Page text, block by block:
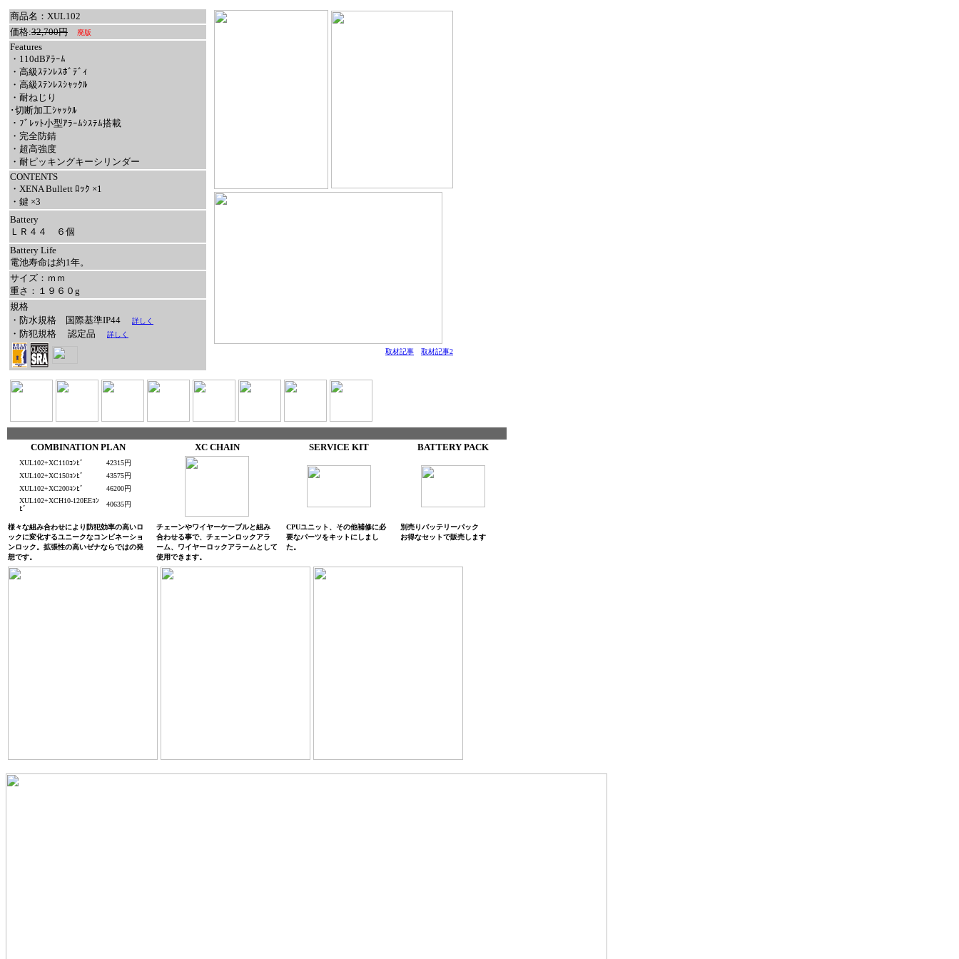
商品名：XUL102
価格:32,700円 廃版
Features
・110dBｱﾗｰﾑ
・高級ｽﾃﾝﾚｽﾎﾞﾃﾞｨ
・高級ｽﾃﾝﾚｽｼｬｯｸﾙ
・耐ねじり
･切断加工ｼｬｯｸﾙ
・ﾌﾞﾚｯﾄ小型ｱﾗｰﾑｼｽﾃﾑ搭載
・完全防錆
・超高強度
・耐ピッキングキーシリンダー
CONTENTS
・XENA Bullett ﾛｯｸ ×1
・鍵 ×3
Battery
ＬＲ４４ ６個
Battery Life
電池寿命は約1年。
サイズ：ｍｍ
重さ：１９６０g
規格
・防水規格 国際基準IP44
詳しく
・防犯規格 認定品 詳しく
取材記事 取材記事2
COMBINATION PLAN XC CHAIN SERVICE KIT BATTERY PACK
XUL102+XC110ｺﾝﾋﾞ
42315円
XUL102+XC150ｺﾝﾋﾞ
43575円
XUL102+XC200ｺﾝﾋﾞ
46200円
XUL102+XCH10-120EEｺﾝ
ﾋﾞ
40635円
様々な組み合わせにより防犯効率の高いロ
ックに変化するユニークなコンビネーショ
ンロック。拡張性の高いゼナならではの発
想です。
チェーンやワイヤーケーブルと組み
合わせる事で、チェーンロックアラ
ーム、ワイヤーロックアラームとして
使用できます。
CPUユニット、その他補修に必
要なパーツをキットにしまし
た。
別売りバッテリーパック
お得なセットで販売します